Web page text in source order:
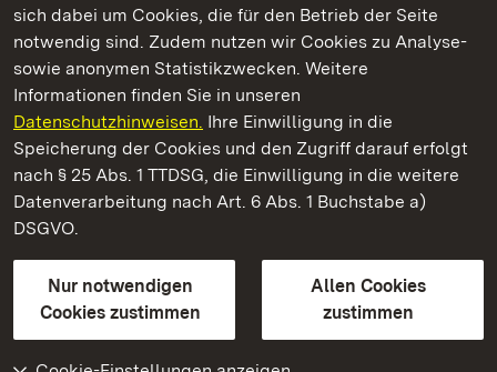
sich dabei um Cookies, die für den Betrieb der Seite
notwendig sind. Zudem nutzen wir Cookies zu Analyse-
sowie anonymen Statistikzwecken. Weitere
Informationen finden Sie in unseren
Datenschutzhinweisen. Ihre Einwilligung in die
Speicherung der Cookies und den Zugriff darauf erfolgt
nach § 25 Abs. 1 TTDSG, die Einwilligung in die weitere
Datenverarbeitung nach Art. 6 Abs. 1 Buchstabe a)
DSGVO.
Nur notwendigen
Cookies zustimmen
Allen Cookies
zustimmen
Römische Badruine Hüfingen
Staatliche Schlösser und Gärten Baden-Württemberg
Kontakt
GebärdenspracheLeichte Sprache
Erklärung zur Barrierefreiheit
BITV-konform (geprüfte Seiten)